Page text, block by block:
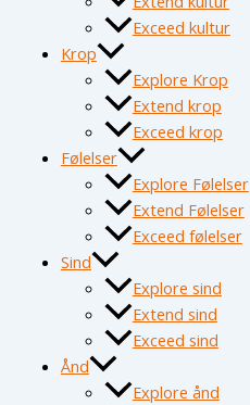
Exceed kultur
Krop
Explore Krop
Extend krop
Exceed krop
Følelser
Explore Følelser
Extend Følelser
Exceed følelser
Sind
Explore sind
Extend sind
Exceed sind
Ånd
Explore ånd